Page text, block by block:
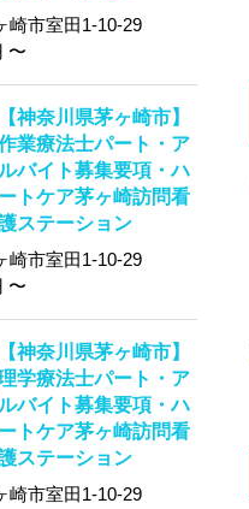
崎市室田1-10-29
〜
【神奈川県茅ヶ崎市】
業療法士パート・ア
ルバイト募集要項・ハ
ートケア茅ヶ崎訪問看
ステーション
崎市室田1-10-29
〜
【神奈川県茅ヶ崎市】
学療法士パート・ア
ルバイト募集要項・ハ
ートケア茅ヶ崎訪問看
ステーション
崎市室田1-10-29